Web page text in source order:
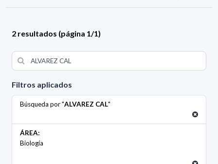
Filtros aplicados
Búsqueda por "ALVAREZ CAL"
ÁREA:
Biología
2 resultados (página 1/1)